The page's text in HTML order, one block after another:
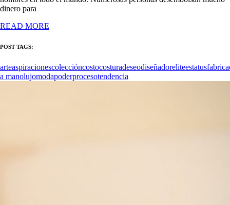
dinero para
READ MORE
POST TAGS:
arteaspiracionescoleccióncostocosturadeseodiseñadoreliteestatus
a manolujomodapoderprocesotendencia